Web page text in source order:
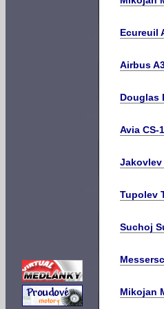
Ecureuil
Airbus
Douglas
Avia CS-
Jakovlev
Tupolev
Suchoj
Mikojan